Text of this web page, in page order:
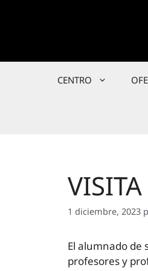
CENTRO
1 diciembre, 2023
El alumnado de
profesores y